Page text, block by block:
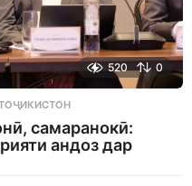
520 0
самаранокӣ:
андоз дар